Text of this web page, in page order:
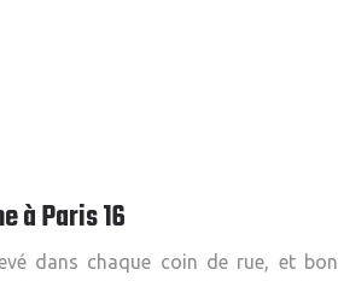
à Paris 16
dans chaque coin de rue, et bon